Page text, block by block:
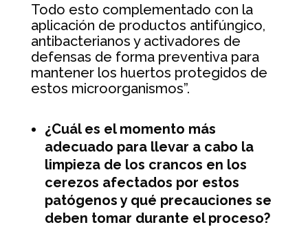
Todo esto complementado con la
aplicación de productos antifúngico,
antibacterianos y activadores de
defensas de forma preventiva para
mantener los huertos protegidos de
estos microorganismos”.
¿Cuál es el momento más
adecuado para llevar a cabo la
limpieza de los crancos en los
cerezos afectados por estos
patógenos y qué precauciones se
deben tomar durante el proceso?